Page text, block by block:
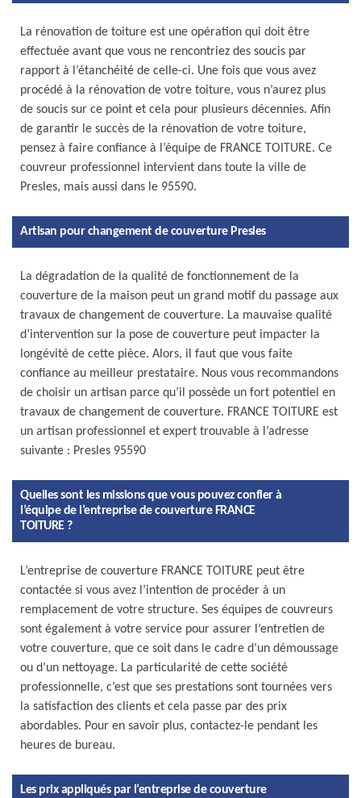
La rénovation de toiture est une opération qui doit être
effectuée avant que vous ne rencontriez des soucis par
rapport à l’étanchéité de celle-ci. Une fois que vous avez
procédé à la rénovation de votre toiture, vous n’aurez plus
de soucis sur ce point et cela pour plusieurs décennies. Afin
de garantir le succès de la rénovation de votre toiture,
pensez à faire confiance à l’équipe de FRANCE TOITURE. Ce
couvreur professionnel intervient dans toute la ville de
Presles, mais aussi dans le 95590.
Artisan pour changement de couverture Presles
La dégradation de la qualité de fonctionnement de la
couverture de la maison peut un grand motif du passage aux
travaux de changement de couverture. La mauvaise qualité
d’intervention sur la pose de couverture peut impacter la
longévité de cette pièce. Alors, il faut que vous faite
confiance au meilleur prestataire. Nous vous recommandons
de choisir un artisan parce qu’il possède un fort potentiel en
travaux de changement de couverture. FRANCE TOITURE est
un artisan professionnel et expert trouvable à l’adresse
suivante : Presles 95590
Quelles sont les missions que vous pouvez confier à
l’équipe de l’entreprise de couverture FRANCE
TOITURE ?
L’entreprise de couverture FRANCE TOITURE peut être
contactée si vous avez l’intention de procéder à un
remplacement de votre structure. Ses équipes de couvreurs
sont également à votre service pour assurer l’entretien de
votre couverture, que ce soit dans le cadre d’un démoussage
ou d’un nettoyage. La particularité de cette société
professionnelle, c’est que ses prestations sont tournées vers
la satisfaction des clients et cela passe par des prix
abordables. Pour en savoir plus, contactez-le pendant les
heures de bureau.
Les prix appliqués par l’entreprise de couverture